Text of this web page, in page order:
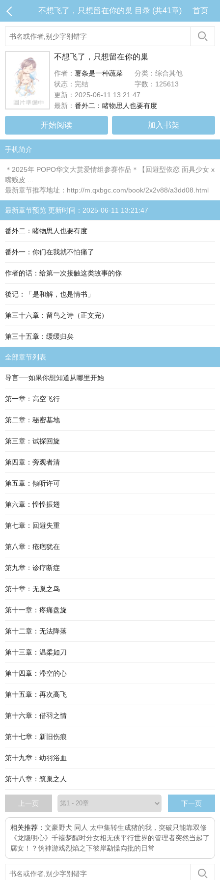
不想飞了，只想留在你的巢 目录 (共41章) 首页
不想飞了，只想留在你的巢
作者： 薯条是一种蔬菜
分类：综合其他
状态：完结
字数：125613
更新：2025-06-11 13:21:47
最新： 番外二：睹物思人也要有度
开始阅读 加入书架
手机简介
＊2025年 POPO华文大赏爱情组参赛作品＊【回避型依恋 面具少女 x
嘴贱皮 ...
最新章节推荐地址：http://m.qxbgc.com/book/2x2v88/a3dd08.html
最新章节预览 更新时间：2025-06-11 13:21:47
番外二：睹物思人也要有度
番外一：你们在我就不怕痛了
作者的话：给第一次接触这类故事的你
後记：「是和解，也是情书」
第三十六章：留鸟之诗（正文完）
第三十五章：缓缓归矣
全部章节列表
导言──如果你想知道从哪里开始
第一章：高空飞行
第二章：秘密基地
第三章：试探回旋
第四章：旁观者清
第五章：倾听许可
第六章：惶惶振翅
第七章：回避失重
第八章：疮疤犹在
第九章：诊疗断症
第十章：无巢之鸟
第十一章：疼痛盘旋
第十二章：无法降落
第十三章：温柔如刀
第十四章：滞空的心
第十五章：再次高飞
第十六章：借羽之情
第十七章：新旧伤痕
第十九章：幼羽浴血
第十八章：筑巢之人
上一页 下一页
相关推荐： 文豪野犬 同人 太中集转生成猪的我，突破只能靠双修
《龙隐明心》 千禧梦醒时分女相无侠平行世界的管理者突然当起了
腐女！？伪神游戏烈焰之下彼岸勐懆禸批的日常